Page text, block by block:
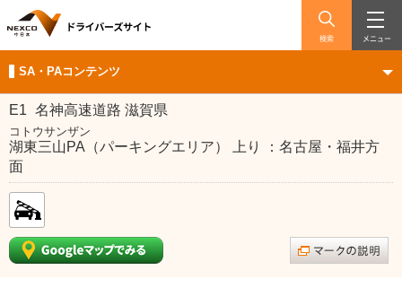
検索 メニュー
SA・PAコンテンツ
E1 名神高速道路 滋賀県
コトウサンザン
湖東三山PA（パーキングエリア） 上り ：名古屋・福井方
面